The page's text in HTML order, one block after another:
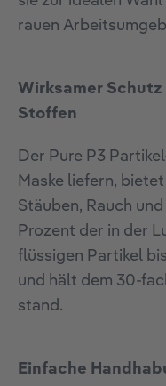
rauen
Wirksamer
Stoffen
Der Pure P3
Maske liefern,
Stäuben, Rauch
Prozent der in der
flüssigen Partikel
und hält dem 30-
stand.
Einfache